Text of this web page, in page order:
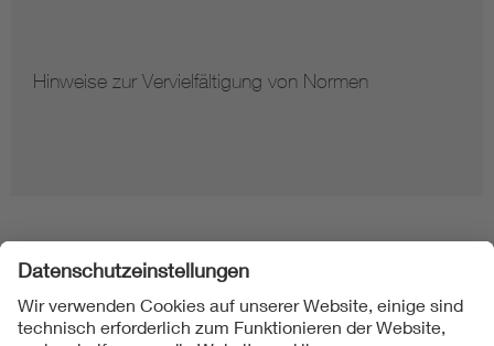
Hinweise zur Vervielfältigung von Normen
Folgen Sie uns